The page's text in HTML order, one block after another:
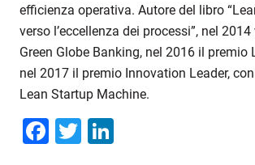
efficienza operativa. Autore del libro
verso l’eccellenza dei processi”, nel
Green Globe Banking, nel 2016 il premio
nel 2017 il premio Innovation Leader,
Lean Startup Machine.
Facebook
Twitter